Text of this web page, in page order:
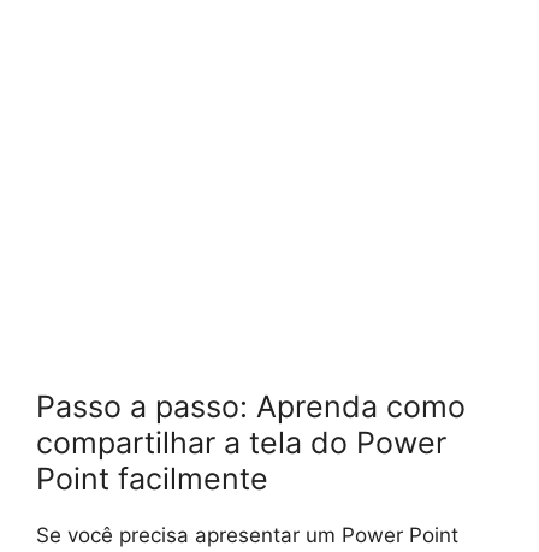
Passo a passo: Aprenda como
compartilhar a tela do Power
Point facilmente
Se você precisa apresentar um Power Point